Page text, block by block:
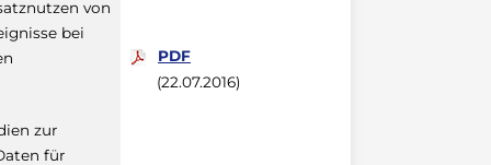
von
bei
zur
für
PDF
(22.07.2016)